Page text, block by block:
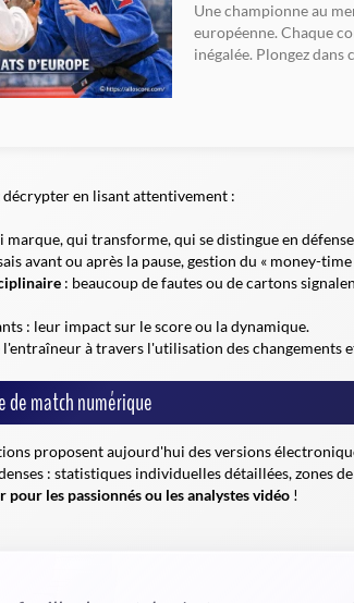
Une championne au
européenne. Chaque
inégalée. Plongez dans
décrypter en lisant attentivement :
marque, qui transforme, qui se distingue en
avant ou après la pause, gestion du « money-time
: beaucoup de fautes ou de cartons
: leur impact sur le score ou la dynamique.
l'entraîneurà travers l'utilisation des changements
de match numérique
proposent aujourd'hui des versions
: statistiques individuelles détaillées, zones
pour les passionnés ou les analystes vidéo !